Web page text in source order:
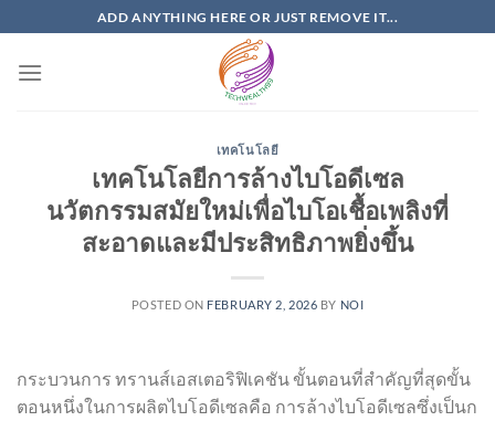
to
content
ADD ANYTHING HERE OR JUST REMOVE IT...
เทคโนโลยี
เทคโนโลยีการล้างไบโอดีเซล
นวัตกรรมสมัยใหม่เพื่อไบโอเชื้อเพลิงที่
สะอาดและมีประสิทธิภาพยิ่งขึ้น
POSTED ON FEBRUARY 2, 2026 BY NOI
กระบวนการ ทรานส์เอสเตอริฟิเคชัน ขั้นตอนที่สำคัญที่สุดขั้น
ตอนหนึ่งในการผลิตไบโอดีเซลคือ การล้างไบโอดีเซลซึ่งเป็นก